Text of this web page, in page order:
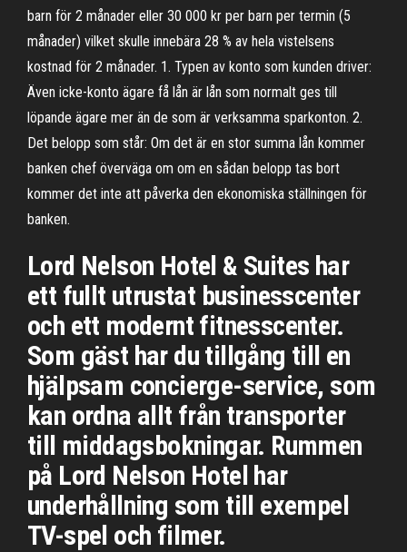
barn för 2 månader eller 30 000 kr per barn per termin (5
månader) vilket skulle innebära 28 % av hela vistelsens
kostnad för 2 månader. 1. Typen av konto som kunden driver:
Även icke-konto ägare få lån är lån som normalt ges till
löpande ägare mer än de som är verksamma sparkonton. 2.
Det belopp som står: Om det är en stor summa lån kommer
banken chef överväga om om en sådan belopp tas bort
kommer det inte att påverka den ekonomiska ställningen för
banken.
Lord Nelson Hotel & Suites har
ett fullt utrustat businesscenter
och ett modernt fitnesscenter.
Som gäst har du tillgång till en
hjälpsam concierge-service, som
kan ordna allt från transporter
till middagsbokningar. Rummen
på Lord Nelson Hotel har
underhållning som till exempel
TV-spel och filmer.